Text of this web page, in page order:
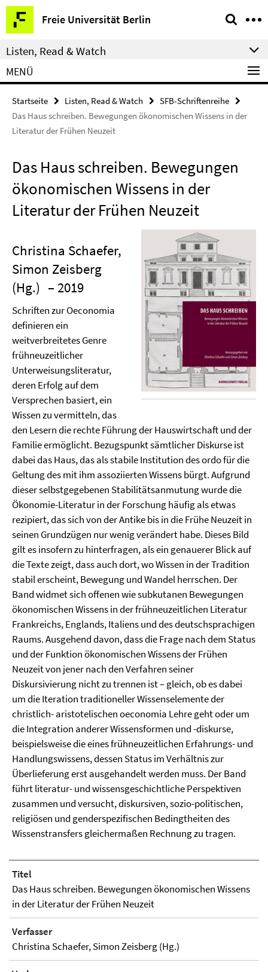
Springe
direkt
zu
Inhalt
Freie Universität Berlin
Service-
Navigation
Listen, Read & Watch
MENÜ
Startseite Listen, Read & Watch
SFB-Schriftenreihe
Das Haus schreiben. Bewegungen ökonomischen Wissens in der
Literatur der Frühen Neuzeit
Das Haus schreiben. Bewegungen
ökonomischen Wissens in der
Literatur der Frühen Neuzeit
Christina Schaefer,
Simon Zeisberg
(Hg.) – 2019
Schriften zur Oeconomia
definieren ein
weitverbreitetes Genre
frühneuzeitlicher
Unterweisungsliteratur,
deren Erfolg auf dem
Versprechen basiert, ein
Wissen zu vermitteln, das
den Lesern die rechte Führung der Hauswirtschaft und der
Familie ermöglicht. Bezugspunkt sämtlicher Diskurse ist
dabei das Haus, das als stabile Institution des ordo für die
Geltung des mit ihm assoziierten Wissens bürgt. Aufgrund
dieser selbstgegebenen Stabilitätsanmutung wurde die
Ökonomie-Literatur in der Forschung häufig als etwas
rezipiert, das sich von der Antike bis in die Frühe Neuzeit in
seinen Grundzügen nur wenig verändert habe. Dieses Bild
gilt es insofern zu hinterfragen, als ein genauerer Blick auf
die Texte zeigt, dass auch dort, wo Wissen in der Tradition
stabil erscheint, Bewegung und Wandel herrschen. Der
Band widmet sich offenen wie subkutanen Bewegungen
ökonomischen Wissens in der frühneuzeitlichen Literatur
Frankreichs, Englands, Italiens und des deutschsprachigen
Raums. Ausgehend davon, dass die Frage nach dem Status
und der Funktion ökonomischen Wissens der Frühen
Neuzeit von jener nach den Verfahren seiner
Diskursivierung nicht zu trennen ist – gleich, ob es dabei
um die Iteration traditioneller Wissenselemente der
christlich- aristotelischen oeconomia Lehre geht oder um
die Integration anderer Wissensformen und -diskurse,
beispielsweise die eines frühneuzeitlichen Erfahrungs- und
Handlungswissens, dessen Status im Verhältnis zur
Überlieferung erst ausgehandelt werden muss. Der Band
führt literatur- und wissensgeschichtliche Perspektiven
zusammen und versucht, diskursiven, sozio-politischen,
religiösen und genderspezifischen Bedingtheiten des
Wissenstransfers gleichermaßen Rechnung zu tragen.
Titel
Das Haus schreiben. Bewegungen ökonomischen Wissens
in der Literatur der Frühen Neuzeit
Verfasser
Christina Schaefer, Simon Zeisberg (Hg.)